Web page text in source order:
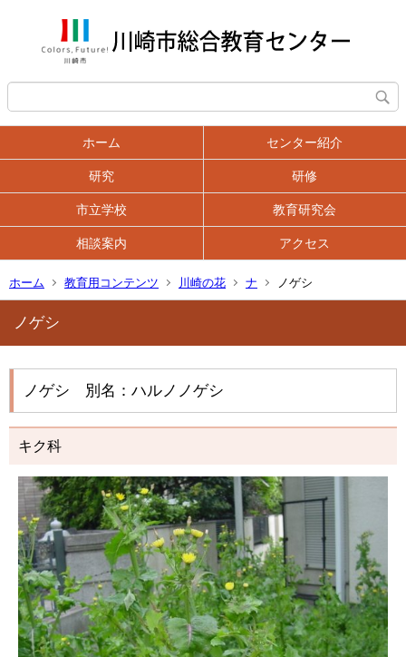
ホーム センター紹介
研究 研修
市立学校 教育研究会
相談案内 アクセス
ホーム 教育用コンテンツ 川崎の花 ナ ノゲシ
ノゲシ
ノゲシ 別名：ハルノノゲシ
キク科